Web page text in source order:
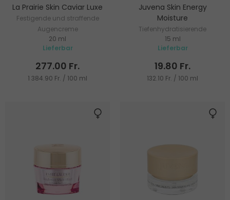
La Prairie Skin Caviar Luxe
Festigende und straffende
Augencreme
20 ml
Lieferbar
277.00 Fr.
1 384.90 Fr. / 100 ml
Juvena Skin Energy
Moisture
Tiefenhydratisierende
Augencreme
15 ml
Lieferbar
19.80 Fr.
132.10 Fr. / 100 ml